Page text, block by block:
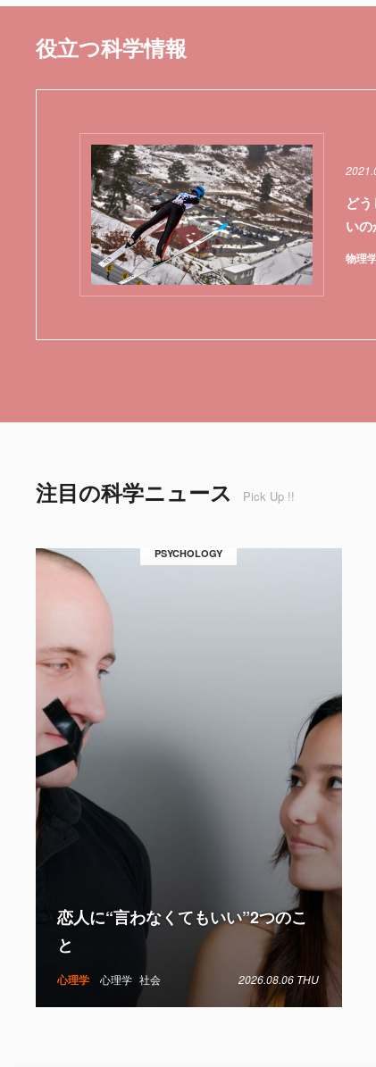
役立つ科学情報
物理
ど
い
注目の科学ニュース Pick Up !!
PSYCHOLOGY
心理学 心理学 社会 2026.08.06 THU
恋人に“言わなくてもいい”2つのこ
と